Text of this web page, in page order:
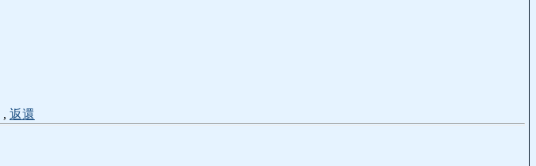
, 返還